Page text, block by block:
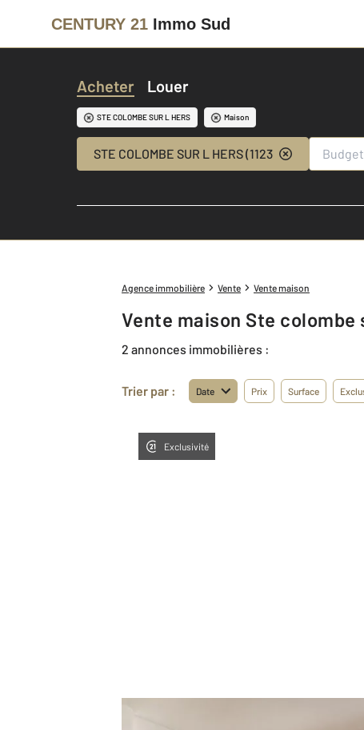
CENTURY 21 Immo Sud
Acheter Louer
STE COLOMBE SUR L HERS Maison
STE COLOMBE SUR L HERS (11230)
Agence immobilière Vente Vente maison
Vente maison Ste colombe
2 annonces immobilières :
Trier par : Date Prix Surface
Exclusivité